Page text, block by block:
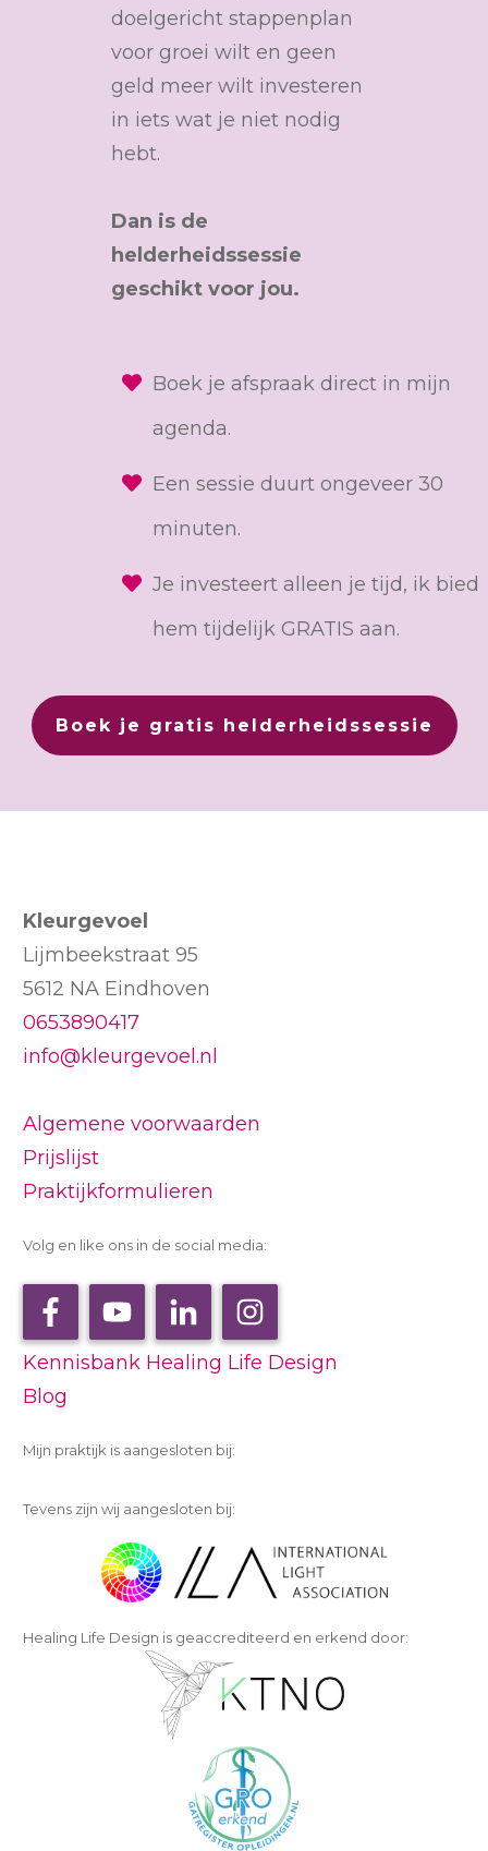
doelgericht stappenplan
voor groei wilt en geen
geld meer wilt investeren
in iets wat je niet nodig
hebt.
Dan is de
helderheidssessie
geschikt voor jou.
Boek je afspraak direct in mijn
agenda.
Een sessie duurt ongeveer 30
minuten.
Je investeert alleen je tijd, ik bied
hem tijdelijk GRATIS aan.
Boek je gratis helderheidssessie
Kleurgevoel
Lijmbeekstraat 95
5612 NA Eindhoven
0653890417
info@kleurgevoel.nl
Algemene voorwaarden
Prijslijst
Praktijkformulieren
Volg en like ons in de social media:
Kennisbank Healing Life Design
Blog
Mijn praktijk is aangesloten bij:
Tevens zijn wij aangesloten bij:
Healing Life Design is geaccrediteerd en erkend door: